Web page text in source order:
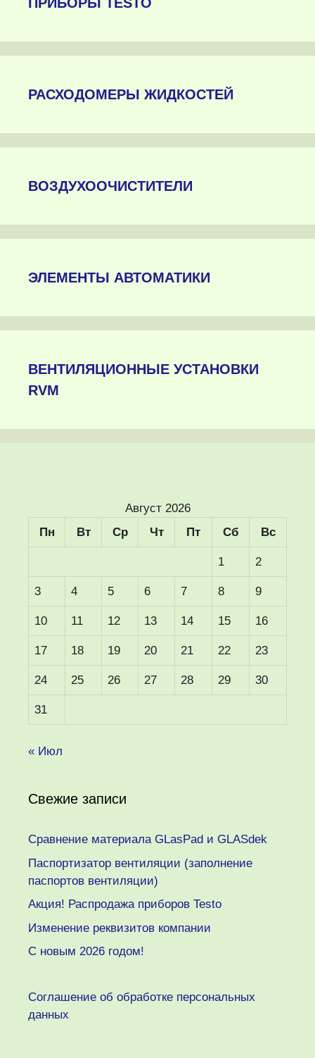
РАСХОДОМЕРЫ ЖИДКОСТЕЙ
ВОЗДУХООЧИСТИТЕЛИ
ЭЛЕМЕНТЫ АВТОМАТИКИ
ВЕНТИЛЯЦИОННЫЕ УСТАНОВКИ
RVM
Август 2026
Пн
Вт Ср Чт Пт Сб Вс
1 2
3 4 5 6 7 8 9
10 11 12 13 14 15 16
17 18 19 20 21 22 23
24 25 26 27 28 29 30
31
« Июл
Свежие записи
Сравнение материала GLasPad и GLASdek
Паспортизатор вентиляции (заполнение
паспортов вентиляции)
Акция! Распродажа приборов Testo
Изменение реквизитов компании
C новым 2026 годом!
Соглашение об обработке персональных
данных